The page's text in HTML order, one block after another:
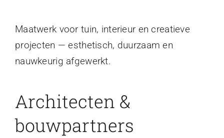
Maatwerk voor tuin, interieur en creatieve
projecten — esthetisch, duurzaam en
nauwkeurig afgewerkt.
Architecten &
bouwpartners